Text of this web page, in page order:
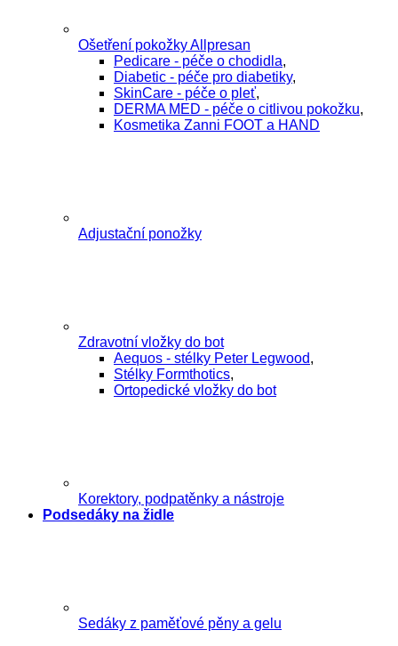
Ošetření pokožky Allpresan
Pedicare - péče o chodidla,
Diabetic - péče pro diabetiky,
SkinCare - péče o pleť,
DERMA MED - péče o citlivou pokožku,
Kosmetika Zanni FOOT a HAND
Adjustační ponožky
Zdravotní vložky do bot
Aequos - stélky Peter Legwood,
Stélky Formthotics,
Ortopedické vložky do bot
Korektory, podpatěnky a nástroje
Podsedáky na židle
Sedáky z paměťové pěny a gelu